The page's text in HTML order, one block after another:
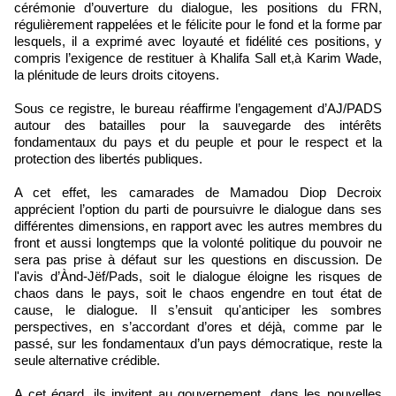
cérémonie d’ouverture du dialogue, les positions du FRN,
régulièrement rappelées et le félicite pour le fond et la forme par
lesquels, il a exprimé avec loyauté et fidélité ces positions, y
compris l’exigence de restituer à Khalifa Sall et,à Karim Wade,
la plénitude de leurs droits citoyens.
Sous ce registre, le bureau réaffirme l’engagement d’AJ/PADS
autour des batailles pour la sauvegarde des intérêts
fondamentaux du pays et du peuple et pour le respect et la
protection des libertés publiques.
A cet effet, les camarades de Mamadou Diop Decroix
apprécient l’option​ du parti de poursuivre le dialogue dans ses
différentes dimensions, en rapport avec les autres membres du
front et aussi longtemps que la volonté politique du pouvoir ne
sera pas prise à défaut sur les questions en discussion. De
l'avis d’Ànd-Jëf/Pads, soit le dialogue éloigne les risques de
chaos dans le pays, soit le chaos engendre en tout état de
cause, le dialogue. Il s’ensuit qu'anticiper les sombres
perspectives, en s’accordant d’ores et déjà, comme par le
passé, sur les fondamentaux d’un pays démocratique, reste la
seule alternative crédible.